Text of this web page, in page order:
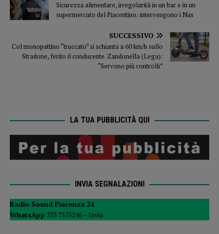
Sicurezza alimentare, irregolarità in un bar e in un
supermercato del Piacentino: intervengono i Nas
SUCCESSIVO
Col monopattino “truccato” si schianta a 60 km/h sullo
Stradone, ferito il conducente. Zandonella (Lega):
“Servono più controlli”
LA TUA PUBBLICITÀ QUI
INVIA SEGNALAZIONI
Radio Sound Piacenza 24
WhatsApp 333 7575246 – Invia